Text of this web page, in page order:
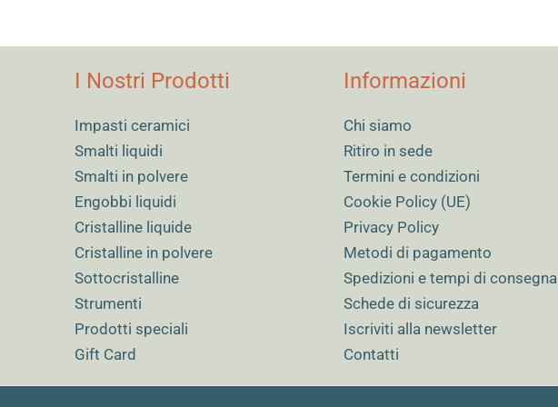
I Nostri Prodotti
Impasti ceramici
Smalti liquidi
Smalti in polvere
Engobbi liquidi
Cristalline liquide
Cristalline in polvere
Sottocristalline
Strumenti
Prodotti speciali
Gift Card
Informazioni
Chi siamo
Ritiro in sede
Termini e condizioni
Cookie Policy (UE)
Privacy Policy
Metodi di pagamento
Spedizioni e tempi di consegna
Schede di sicurezza
Iscriviti alla newsletter
Contatti